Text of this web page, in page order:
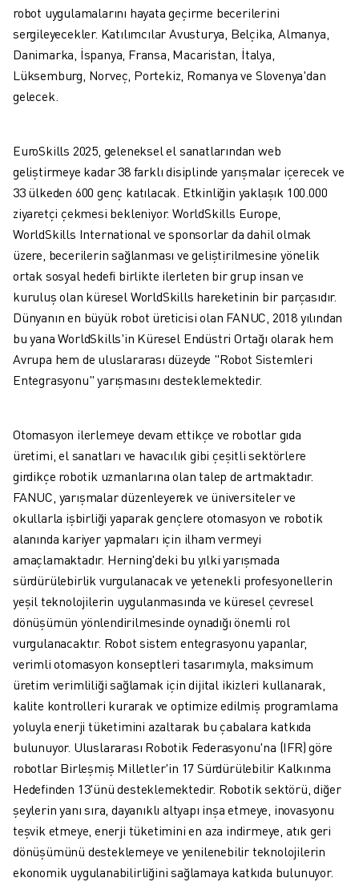
BOYA ROBOTLARI
PALETLEME ROBOTLARI
SCARA ROBOTLARI
KOMPAKT CNC İŞLEME MERKEZLERI
ROBODRILL BULUCU
ROBODRILL YAZILIMI
ROBODRILL ÖNLEYICI BAKIM
ROBODRILL SÜRDÜRÜLEBILIRLIK
ROBODRILL ROBOT PAKETI
ROBODRILL EĞITIM PAKETI
ELEKTRIKLI PLASTIK ENJEKSIYON MAKINELERI
ROBOSHOT BULUCU
ROBOSHOT ELEKTRIKLI PLASTIK ENJEKSIYON MAKINELERI
ROBOSHOT DONANIM
ROBOSHOT YAZILIM
ROBOSHOT SÜRDÜRÜLEBİLİRLİK
ROBOSHOT ROBOT PAKETI
TEL EROZYON MAKINELERI
ROBOCUT TEL EROZYON MAKINELERI
ROBOCUT DONANIM
ROBOCUT YAZILIMI
ROBOCUT ÖNLEYICI BAKIM
ROBOCUT SÜRDÜRÜLEBILIRLIK
IIOT ÇÖZÜMLERI
AKILLI FABRIKA ÇÖZÜMLERI
ÜRETIM VERIMLILIĞINI ARTIRMAK IÇIN AKILLI FABRIKA ÇÖZÜMLERI
ÜRÜN KAYDI » FANUC PORTAL
VAKA ÇALIŞMALARI
ÇÖZÜMLER
ENDÜSTRILER
TÜM SEKTÖRLER
HAVACILIK
OTOMOTIV
ELEKTRIKLI ARAÇLAR
ELEKTRONIK
YIYECEK VE IÇECEK
MEDIKAL
PLASTIK
DEPOLAMA, LOJISTIK, SEVKIYAT
robot uygulamalarını hayata geçirme becerilerini
sergileyecekler. Katılımcılar Avusturya, Belçika, Almanya,
Danimarka, İspanya, Fransa, Macaristan, İtalya,
Lüksemburg, Norveç, Portekiz, Romanya ve Slovenya'dan
gelecek.
EuroSkills 2025, geleneksel el sanatlarından web
geliştirmeye kadar 38 farklı disiplinde yarışmalar içerecek ve
33 ülkeden 600 genç katılacak. Etkinliğin yaklaşık 100.000
ziyaretçi çekmesi bekleniyor. WorldSkills Europe,
WorldSkills International ve sponsorlar da dahil olmak
üzere, becerilerin sağlanması ve geliştirilmesine yönelik
ortak sosyal hedefi birlikte ilerleten bir grup insan ve
kuruluş olan küresel WorldSkills hareketinin bir parçasıdır.
Dünyanın en büyük robot üreticisi olan FANUC, 2018 yılından
bu yana WorldSkills'in Küresel Endüstri Ortağı olarak hem
Avrupa hem de uluslararası düzeyde "Robot Sistemleri
Entegrasyonu" yarışmasını desteklemektedir.
Otomasyon ilerlemeye devam ettikçe ve robotlar gıda
üretimi, el sanatları ve havacılık gibi çeşitli sektörlere
girdikçe robotik uzmanlarına olan talep de artmaktadır.
FANUC, yarışmalar düzenleyerek ve üniversiteler ve
okullarla işbirliği yaparak gençlere otomasyon ve robotik
alanında kariyer yapmaları için ilham vermeyi
amaçlamaktadır. Herning'deki bu yılki yarışmada
sürdürülebirlik vurgulanacak ve yetenekli profesyonellerin
yeşil teknolojilerin uygulanmasında ve küresel çevresel
dönüşümün yönlendirilmesinde oynadığı önemli rol
vurgulanacaktır. Robot sistem entegrasyonu yapanlar,
verimli otomasyon konseptleri tasarımıyla, maksimum
üretim verimliliği sağlamak için dijital ikizleri kullanarak,
kalite kontrolleri kurarak ve optimize edilmiş programlama
yoluyla enerji tüketimini azaltarak bu çabalara katkıda
bulunuyor. Uluslararası Robotik Federasyonu'na (IFR) göre
robotlar Birleşmiş Milletler'in 17 Sürdürülebilir Kalkınma
Hedefinden 13'ünü desteklemektedir. Robotik sektörü, diğer
şeylerin yanı sıra, dayanıklı altyapı inşa etmeye, inovasyonu
teşvik etmeye, enerji tüketimini en aza indirmeye, atık geri
dönüşümünü desteklemeye ve yenilenebilir teknolojilerin
ekonomik uygulanabilirliğini sağlamaya katkıda bulunuyor.